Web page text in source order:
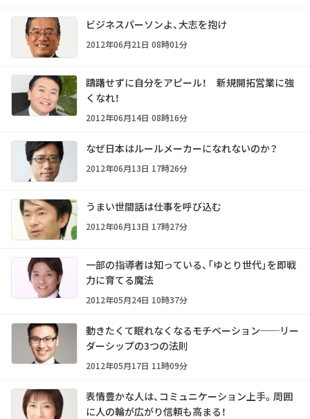
ビジネスパーソンよ、大志を抱け
2012年06月21日 08時01分
躊躇せずに自分をアピール！ 新規開拓営業に強
くなれ！
2012年06月14日 08時16分
なぜ日本はルールメーカーになれないのか？
2012年06月13日 17時26分
うまい世間話は仕事を呼び込む
2012年06月13日 17時27分
一部の指導者は知っている、「ゆとり世代」を即戦
力に育てる魔法
2012年05月24日 10時37分
動きたくて眠れなくなるモチベーション──リー
ダーシップの3つの法則
2012年05月17日 11時09分
表情豊かな人は、コミュニケーション上手。周囲
に人の輪が広がり信頼も高まる！